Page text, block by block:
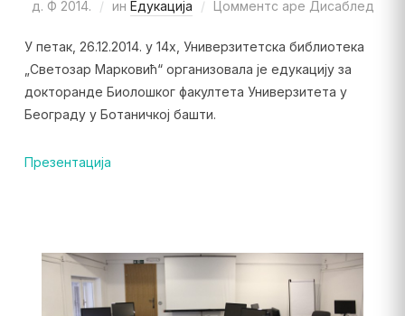
д. Ф 2014. ин Едукација Цомментс аре Дисаблед
У петак, 26.12.2014. у 14х, Универзитетска библиотека
„Светозар Марковић“ организовала је едукацију за
докторанде Биолошког факултета Универзитета у
Београду у Ботаничкој башти.
Презентација